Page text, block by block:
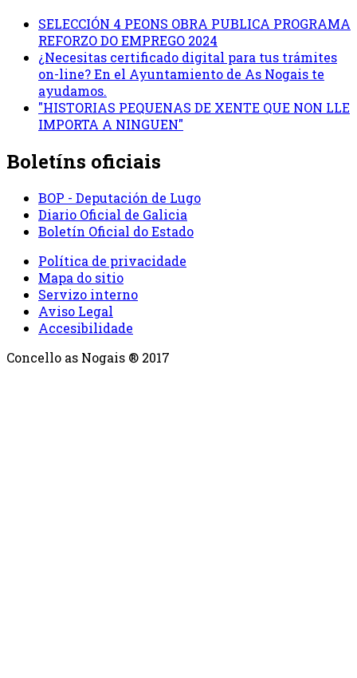
SELECCIÓN 4 PEONS OBRA PUBLICA PROGRAMA
REFORZO DO EMPREGO 2024
¿Necesitas certificado digital para tus trámites
on-line? En el Ayuntamiento de As Nogais te
ayudamos.
"HISTORIAS PEQUENAS DE XENTE QUE NON LLE
IMPORTA A NINGUEN"
Boletíns oficiais
BOP - Deputación de Lugo
Diario Oficial de Galicia
Boletín Oficial do Estado
Política de privacidade
Mapa do sitio
Servizo interno
Aviso Legal
Accesibilidade
Concello as Nogais ® 2017